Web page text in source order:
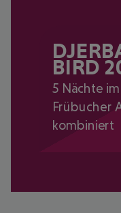
BIRD
5 Nächte
Frübucher
kombiniert